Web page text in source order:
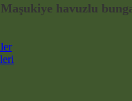
Maşukiye havuzlu